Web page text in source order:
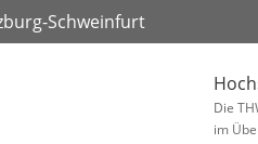
Schweinfurt
Die
im